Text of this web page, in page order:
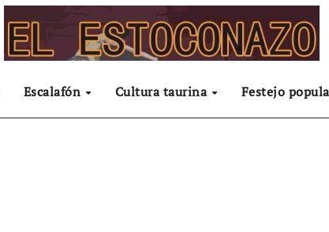
Escalafón Cultura taurina Festejo